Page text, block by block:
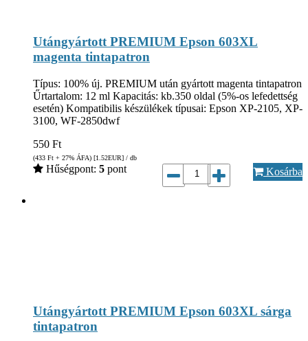
Utángyártott PREMIUM Epson 603XL
magenta tintapatron
Típus: 100% új. PREMIUM után gyártott magenta tintapatron
Űrtartalom: 12 ml Kapacitás: kb.350 oldal (5%-os lefedettség
esetén) Kompatibilis készülékek típusai: Epson XP-2105, XP-
3100, WF-2850dwf
550 Ft
(433 Ft + 27% ÁFA) [1.52EUR] / db
Hűségpont: 5 pont Kosárba
Utángyártott PREMIUM Epson 603XL sárga
tintapatron